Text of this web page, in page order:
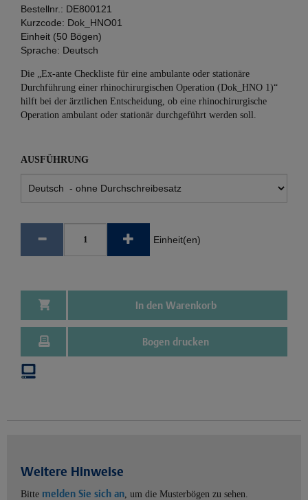
Bestellnr.: DE800121
Kurzcode: Dok_HNO01
Einheit (50 Bögen)
Sprache: Deutsch
Die „Ex-ante Checkliste für eine ambulante oder stationäre
Durchführung einer rhinochirurgischen Operation (Dok_HNO 1)“
hilft bei der ärztlichen Entscheidung, ob eine rhinochirurgische
Operation ambulant oder stationär durchgeführt werden soll.
AUSFÜHRUNG
Einheit(en)
In den Warenkorb
Bogen drucken
Weitere Hinweise
Bitte melden Sie sich an, um die Musterbögen zu sehen.